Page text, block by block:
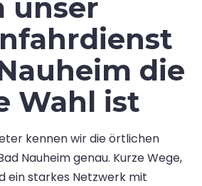
unser
die
Wahl ist
kennen wir die örtlichen
Nauheim genau. Kurze Wege,
ein starkes Netzwerk mit